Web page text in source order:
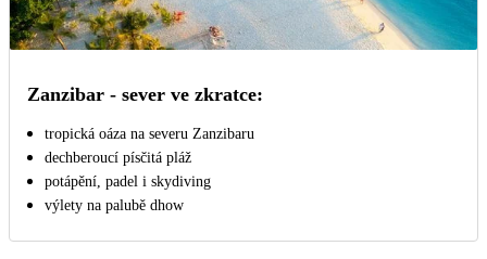
Zanzibar - sever ve zkratce:
tropická oáza na severu Zanzibaru
dechberoucí písčitá pláž
potápění, padel i skydiving
výlety na palubě dhow